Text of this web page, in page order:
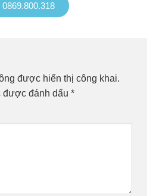
0869.800.318
được hiển thị công khai.
được đánh dấu *